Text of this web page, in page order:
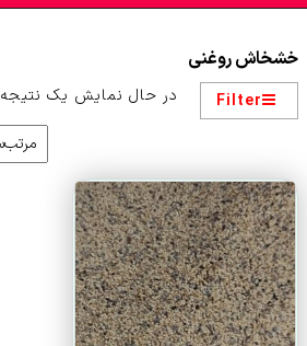
خشخاش روغنی
Filter در حال نمایش یک نتیجه